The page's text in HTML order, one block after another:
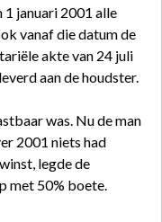
januari 2001 alle
vanaf die datum de
akte van 24 juli
aan de houdster.
was. Nu de man
2001 niets had
legde de
met 50% boete.